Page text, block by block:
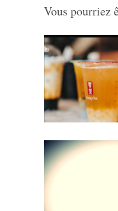
Vous pourriez